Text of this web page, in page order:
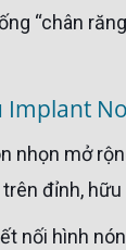
“chân
Implant
đỉnh,
nối hình